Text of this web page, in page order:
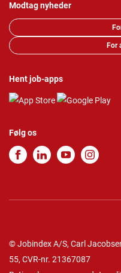
Modtag nyheder
For
Hent job-apps
Følg os
© Jobindex A/S, Carl
55, CVR-nr. 21367087